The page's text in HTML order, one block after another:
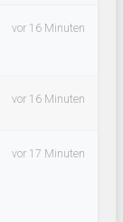
vor 16 Minuten
vor 16 Minuten
vor 17 Minuten